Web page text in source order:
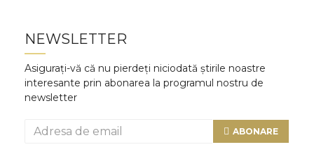
NEWSLETTER
Asigurați-vă că nu pierdeți niciodată știrile noastre
interesante prin abonarea la programul nostru de
newsletter
ABONARE